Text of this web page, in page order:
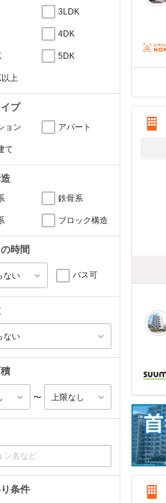
3LDK
4DK
5DK
上
プ
ョン アパート
て
鉄骨系
ブロック構造
時間
バス可
〜
条件